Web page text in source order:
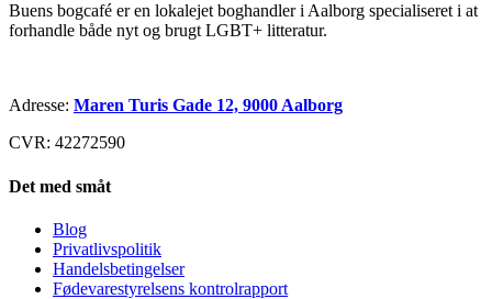
Buens bogcafé er en lokalejet boghandler i Aalborg specialiseret i at
forhandle både nyt og brugt LGBT+ litteratur.
Adresse: Maren Turis Gade 12, 9000 Aalborg
CVR: 42272590
Det med småt
Blog
Privatlivspolitik
Handelsbetingelser
Fødevarestyrelsens kontrolrapport